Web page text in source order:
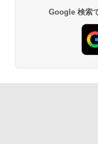
Google 検索